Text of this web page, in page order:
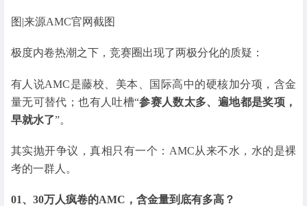
图|来源AMC官网截图
极度内卷热潮之下，竞赛圈出现了两极分化的质疑：
有人说AMC是藤校、美本、国际高中的硬核加分项，含金
量无可替代；也有人吐槽“参赛人数太多、遍地都是奖项，
早就水了”。
其实抛开争议，真相只有一个：AMC从来不水，水的是裸
考的一群人。
01、 30万人疯卷的AMC，含金量到底有多高？